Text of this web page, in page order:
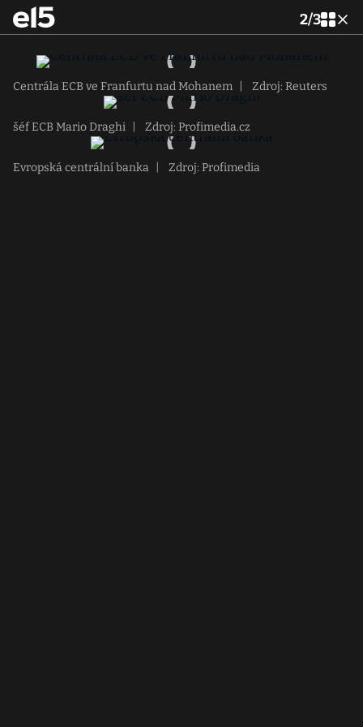
2/3
Centrála ECB ve Franfurtu nad Mohanem Zdroj: Reuters
šéf ECB Mario Draghi Zdroj: Profimedia.cz
Evropská centrální banka Zdroj: Profimedia